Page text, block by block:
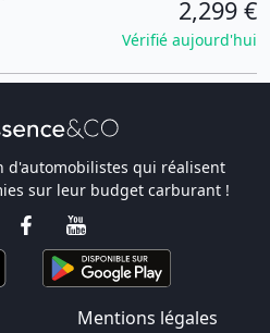
2,299 €
Vérifié aujourd'hui
d'automobilistes qui réalisent
sur leur budget carburant !
Mentions légales